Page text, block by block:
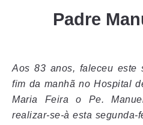
Padre
Aos 83 anos, faleceu este
fim da manhã no Hospital
Maria Feira o Pe.
realizar-se-à esta